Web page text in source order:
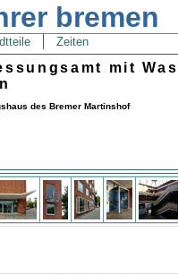
bremen
Zeiten
mit
des Bremer Martinshof